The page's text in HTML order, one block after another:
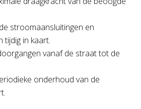
stroomaansluitingen en
tijdig in kaart.
vanaf de straat tot de
onderhoud van de